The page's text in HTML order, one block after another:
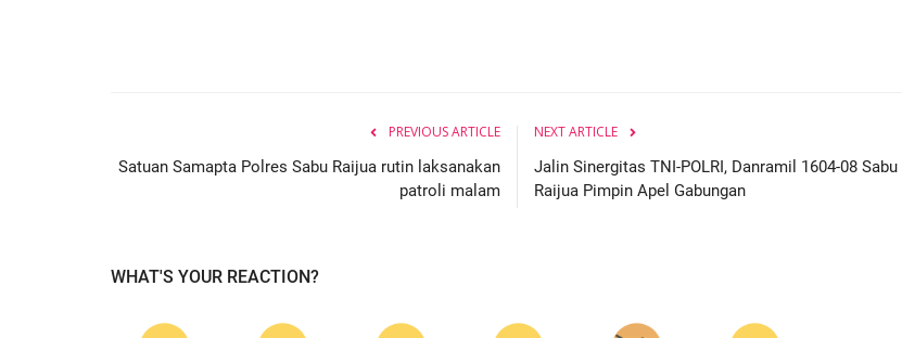
PREVIOUS ARTICLE
Satuan Samapta Polres Sabu Raijua rutin laksanakan
patroli malam
NEXT ARTICLE
Jalin Sinergitas TNI-POLRI, Danramil 1604-08 Sabu
Raijua Pimpin Apel Gabungan
WHAT'S YOUR REACTION?